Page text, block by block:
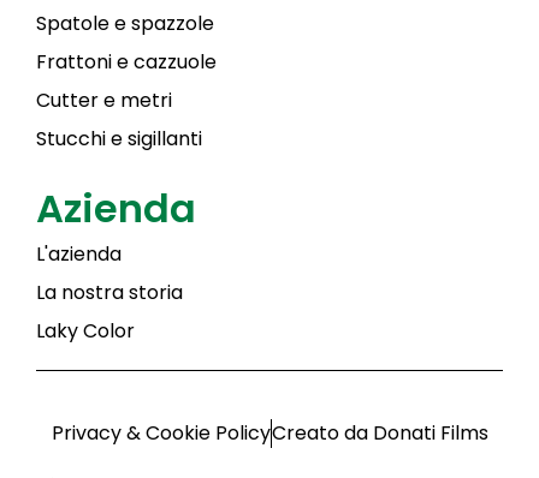
Spatole e spazzole
Frattoni e cazzuole
Cutter e metri
Stucchi e sigillanti
Azienda
L'azienda
La nostra storia
Laky Color
Privacy & Cookie PolicyCreato da Donati Films